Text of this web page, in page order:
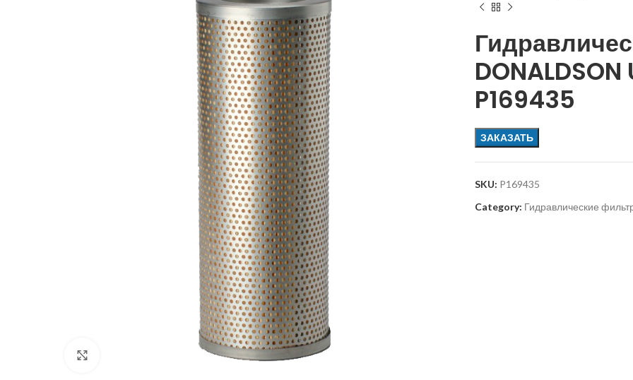
DONALDSON
P169435
ЗАКАЗАТЬ
SKU: P169435
Category: Гидравлические